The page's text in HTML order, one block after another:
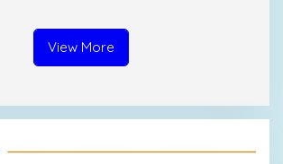
View More